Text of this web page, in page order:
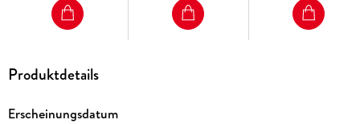
Produktdetails
Erscheinungsdatum